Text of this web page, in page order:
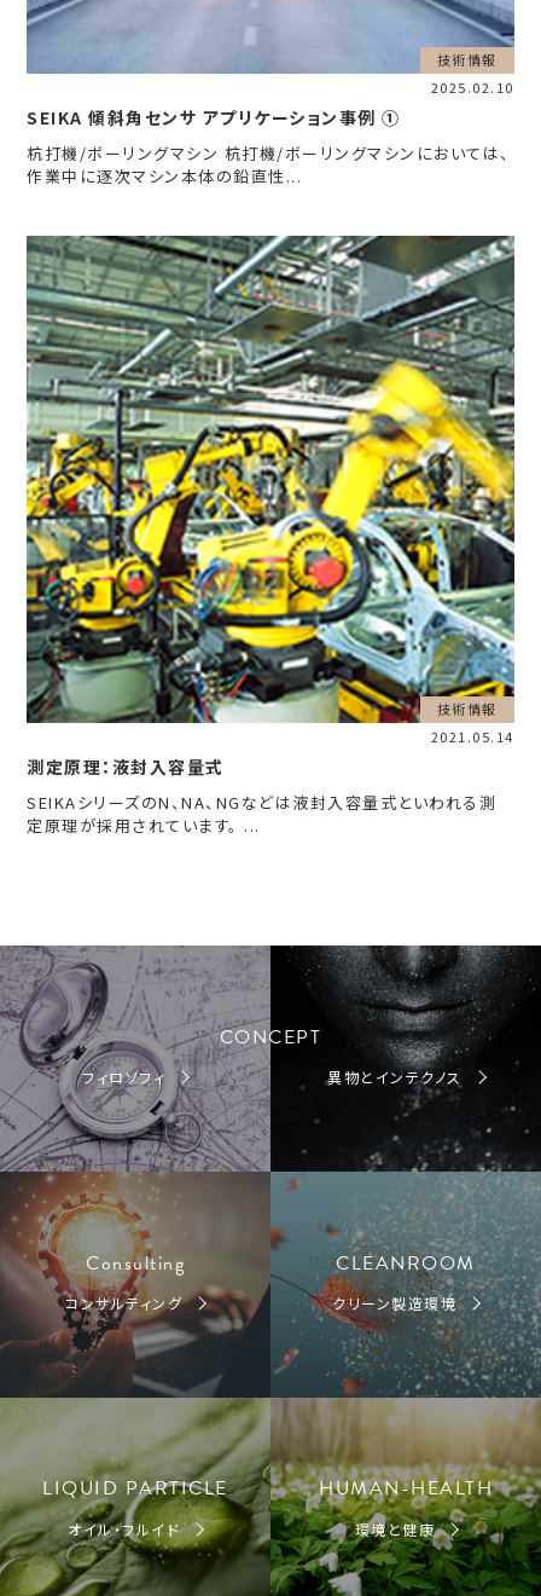
技術情報
2025.02.10
SEIKA 傾斜角センサ アプリケーション事例 ①
杭打機/ボーリングマシン 杭打機/ボーリングマシンにおいては、
作業中に逐次マシン本体の鉛直性...
技術情報
2021.05.14
測定原理：液封入容量式
SEIKAシリーズのN、NA、NGなどは液封入容量式といわれる測
定原理が採用されています。 ...
フィロソフィ
CONCEPT
異物とインテクノス
Consulting
コンサルティング
CLEANROOM
クリーン製造環境
LIQUID PARTICLE
オイル・フルイド
HUMAN-HEALTH
環境と健康